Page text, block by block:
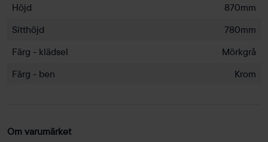
Höjd
870mm
Sitthöjd
780mm
Färg - klädsel
Mörkgrå
Färg - ben
Krom
Om varumärket